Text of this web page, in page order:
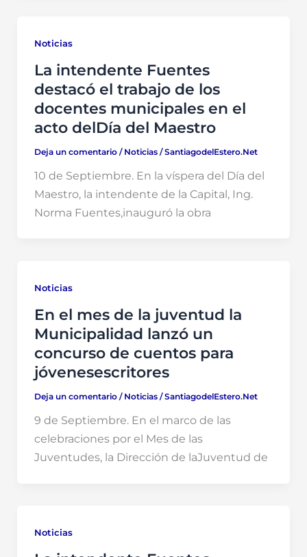
Noticias
La intendente Fuentes
destacó el trabajo de los
docentes municipales en el
acto delDía del Maestro
Deja un comentario / Noticias/SantiagodelEstero.Net
10 de Septiembre. En la víspera del Día del
Maestro, la intendente de la Capital, Ing.
Norma Fuentes,inauguró la obra
Noticias
En el mes de la juventud la
Municipalidad lanzó un
concurso de cuentos para
jóvenesescritores
Deja un comentario / Noticias/SantiagodelEstero.Net
9 de Septiembre. En el marco de las
celebraciones por el Mes de las
Juventudes, la Dirección de laJuventud de
Noticias